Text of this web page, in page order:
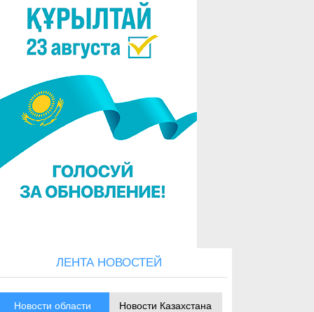
ЛЕНТА НОВОСТЕЙ
Новости области Новости Казахстана